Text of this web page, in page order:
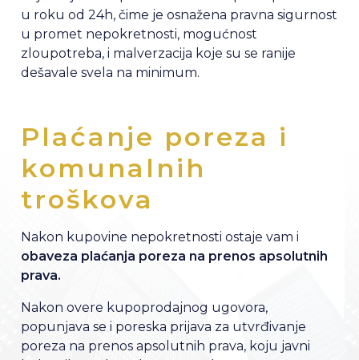
u roku od 24h, čime je osnažena pravna sigurnost
u promet nepokretnosti, mogućnost
zloupotreba, i malverzacija koje su se ranije
dešavale svela na minimum.
Plaćanje poreza i
komunalnih
troškova
Nakon kupovine nepokretnosti ostaje vam i
obaveza plaćanja poreza na prenos apsolutnih
prava.
Nakon overe kupoprodajnog ugovora,
popunjava se i poreska prijava za utvrđivanje
poreza na prenos apsolutnih prava, koju javni